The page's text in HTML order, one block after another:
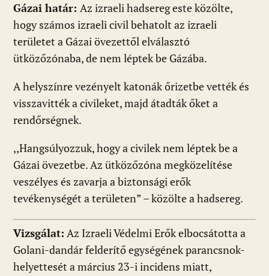
Gázai határ: Az izraeli hadsereg este közölte,
hogy számos izraeli civil behatolt az izraeli
területet a Gázai övezettől elválasztó
ütközőzónaba, de nem léptek be Gázába.
A helyszínre vezényelt katonák őrizetbe vették és
visszavitték a civileket, majd átadták őket a
rendőrségnek.
,,Hangsúlyozzuk, hogy a civilek nem léptek be a
Gázai övezetbe. Az ütközőzóna megközelítése
veszélyes és zavarja a biztonsági erők
tevékenységét a területen” – közölte a hadsereg.
Vizsgálat: Az Izraeli Védelmi Erők elbocsátotta a
Golani-dandár felderítő egységének parancsnok-
helyettesét a március 23-i incidens miatt,